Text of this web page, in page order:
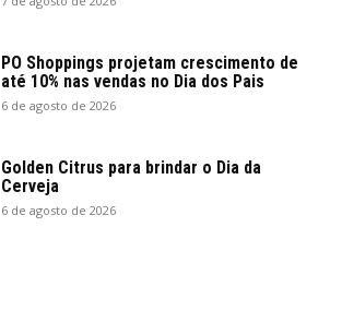
PO Shoppings projetam crescimento de
até 10% nas vendas no Dia dos Pais
6 de agosto de 2026
Golden Citrus para brindar o Dia da
Cerveja
6 de agosto de 2026